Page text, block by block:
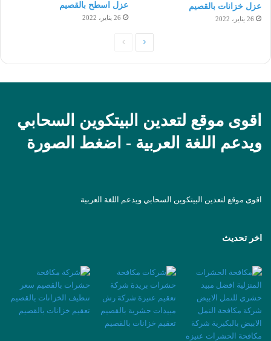
عزل خزانات بالقصيم
26 يناير، 2022
عزل اسطح بالقصيم
26 يناير، 2022
الصفحةالصفحة
اقوى موقع لتعدين البيتكوين السحابي
ويدعم اللغة العربية - اضغط الصورة
اقوى موقع لتعدين البيتكوين السحابي ويدعم اللغة العربية
اخر تحديث